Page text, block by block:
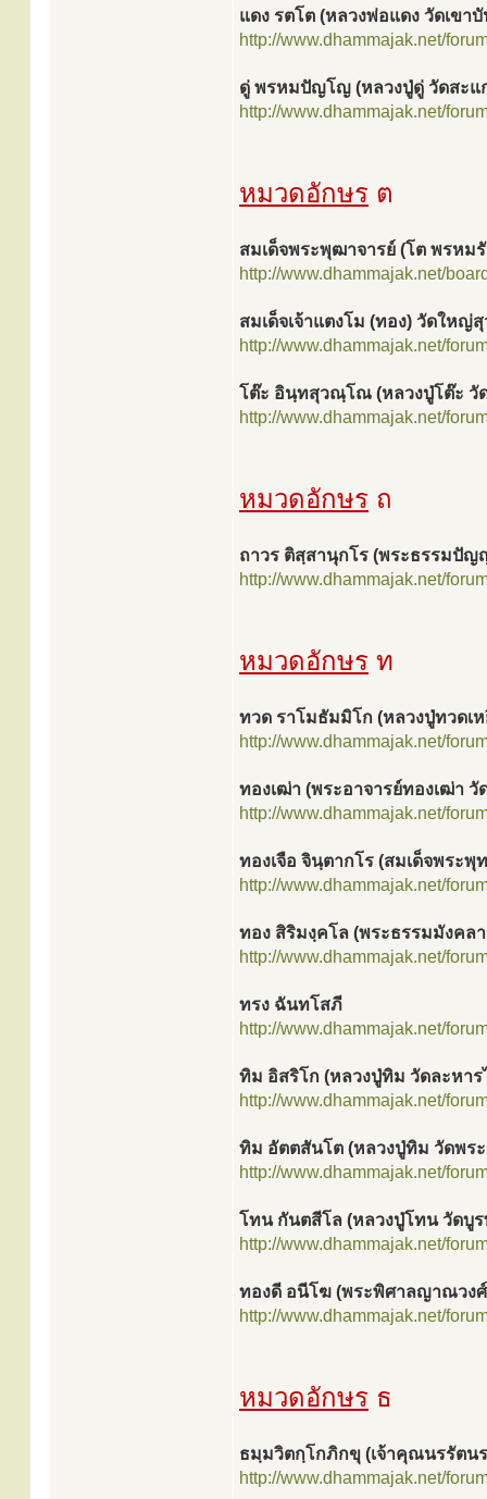
แดง รตโต (หลวงพ่อแดง วัดเขา
http://www.dhammajak.net/
ดู่ พรหมปัญโญ (หลวงปู่ดู่ วัดสะแ
http://www.dhammajak.net/
หมวดอักษร ต
สมเด็จพระพุฒาจารย์ (โต พรหม
http://www.dhammajak.net/
สมเด็จเจ้าแตงโม (ทอง) วัดใหญ่
http://www.dhammajak.net/
โต๊ะ อินฺทสุวณฺโณ (หลวงปู่โต๊ะ วั
http://www.dhammajak.net/
หมวดอักษร ถ
ถาวร ติสฺสานุกโร (พระธรรมปัญ
http://www.dhammajak.net/
หมวดอักษร ท
ทวด ราโมธัมมิโก (หลวงปู่ทวดเ
http://www.dhammajak.net/
ทองเฒ่า (พระอาจารย์ทองเฒ่า วั
http://www.dhammajak.net/
ทองเจือ จินฺตากโร (สมเด็จพระพุ
http://www.dhammajak.net/
ทอง สิริมงฺคโล (พระธรรมมังคลา
http://www.dhammajak.net/
ทรง ฉันทโสภี
http://www.dhammajak.net/
ทิม อิสริโก (หลวงปู่ทิม วัดละหาร
http://www.dhammajak.net/
ทิม อัตตสันโต (หลวงปู่ทิม วัดพร
http://www.dhammajak.net/
โทน กันตสีโล (หลวงปู่โทน วัดบูร
http://www.dhammajak.net/
ทองดี อนีโฆ (พระพิศาลญาณวง
http://www.dhammajak.net/
หมวดอักษร ธ
ธมฺมวิตกฺโกภิกขุ (เจ้าคุณนรรัตน
http://www.dhammajak.net/